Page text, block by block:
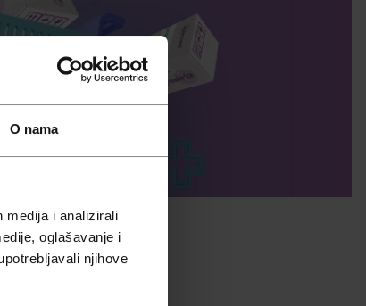
O nama
medija i analizirali
oglašavanje i
njihove